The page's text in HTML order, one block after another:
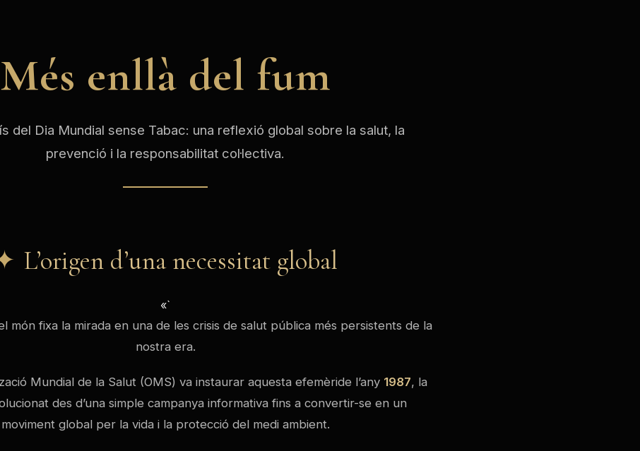
Més enllà del fum
del Dia Mundial sense Tabac: una reflexió global sobre la salut, la
prevenció i la responsabilitat col·lectiva.
L’origen d’una necessitat global
«`
món fixa la mirada en una de les crisis de salut pública més persistents de la
nostra era.
Mundial de la Salut (OMS) va instaurar aquesta efemèride l’any 1987, la
des d’una simple campanya informativa fins a convertir-se en un
moviment global per la vida i la protecció del medi ambient.